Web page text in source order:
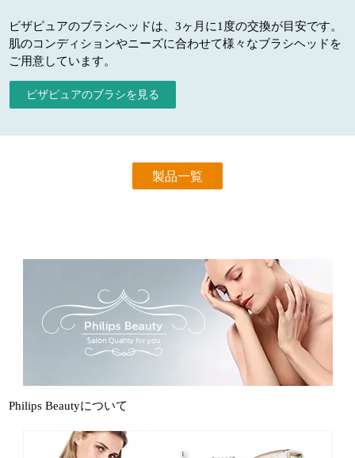
ビザピュアのブラシヘッドは、3ヶ月に1度の交換が目安です。
肌のコンディションやニーズに合わせて様々なブラシヘッドを
ご用意しています。
ビザピュアのブラシを見る
製品一覧
Philips Beautyについて